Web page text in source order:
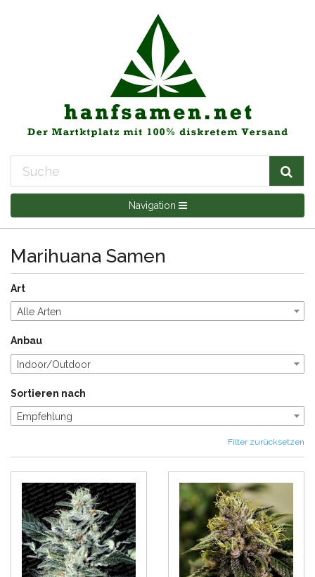
Navigation
Marihuana Samen
Art
Alle Arten
Anbau
Indoor/Outdoor
Sortieren nach
Empfehlung
Filter zurücksetzen